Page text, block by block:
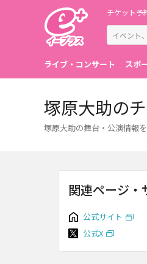
チケット予
ライブ・コンサート スポ
塚原大助の
塚原大助の舞台・公演情報
関連ページ・
公式サイト
公式X